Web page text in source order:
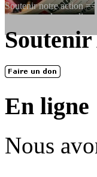
Soutenir notre action
dessous, en le
En 2004, une dizaine
Soutenir
En ligne
Nous